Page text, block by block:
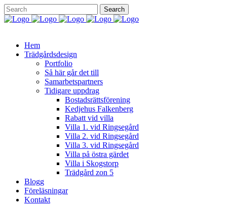
Hem
Trädgårdsdesign
Portfolio
Så här går det till
Samarbetspartners
Tidigare uppdrag
Bostadsrättsförening
Kedjehus Falkenberg
Rabatt vid villa
Villa 1. vid Ringsegård
Villa 2. vid Ringsegård
Villa 3. vid Ringsegård
Villa på östra gärdet
Villa i Skogstorp
Trädgård zon 5
Blogg
Föreläsningar
Kontakt